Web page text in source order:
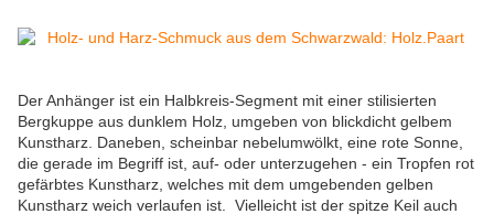
Der Anhänger ist ein Halbkreis-Segment mit einer stilisierten
Bergkuppe aus dunklem Holz, umgeben von blickdicht gelbem
Kunstharz. Daneben, scheinbar nebelumwölkt, eine rote Sonne,
die gerade im Begriff ist, auf- oder unterzugehen - ein Tropfen rot
gefärbtes Kunstharz, welches mit dem umgebenden gelben
Kunstharz weich verlaufen ist. Vielleicht ist der spitze Keil auch